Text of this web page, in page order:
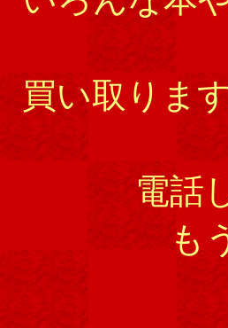
買い取りま
電話
も